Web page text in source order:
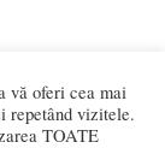
vă oferi cea mai
repetând vizitele.
TOATE